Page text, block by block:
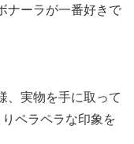
ナーラが一番好きで
、実物を手に取って
ペラペラな印象を